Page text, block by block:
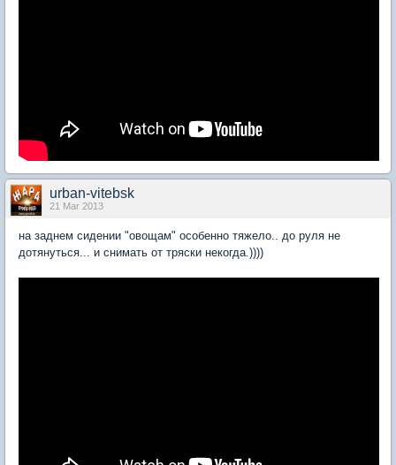
urban-vitebsk
21 Mar 2013
на заднем сидении "овощам" особенно тяжело.. до руля не
дотянуться... и снимать от тряски некогда.))))